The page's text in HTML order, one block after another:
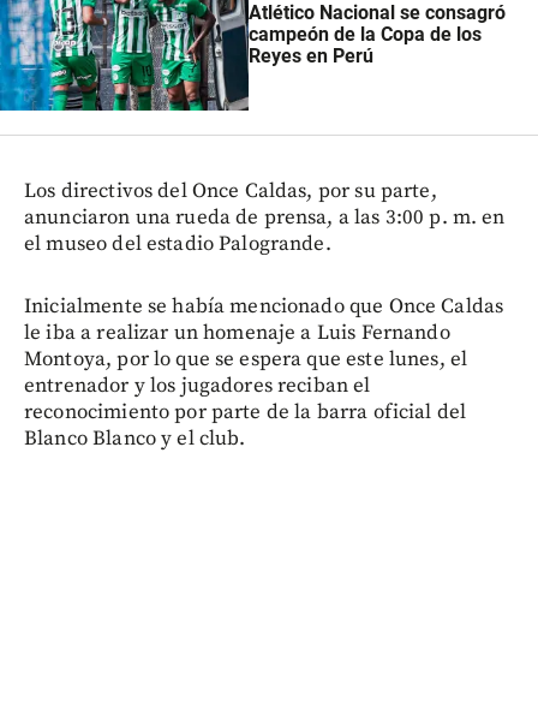
Atlético Nacional se consagró
campeón de la Copa de los
Reyes en Perú
Los directivos del Once Caldas, por su parte,
anunciaron una rueda de prensa, a las 3:00 p. m. en
el museo del estadio Palogrande.
Inicialmente se había mencionado que Once Caldas
le iba a realizar un homenaje a Luis Fernando
Montoya, por lo que se espera que este lunes, el
entrenador y los jugadores reciban el
reconocimiento por parte de la barra oficial del
Blanco Blanco y el club.